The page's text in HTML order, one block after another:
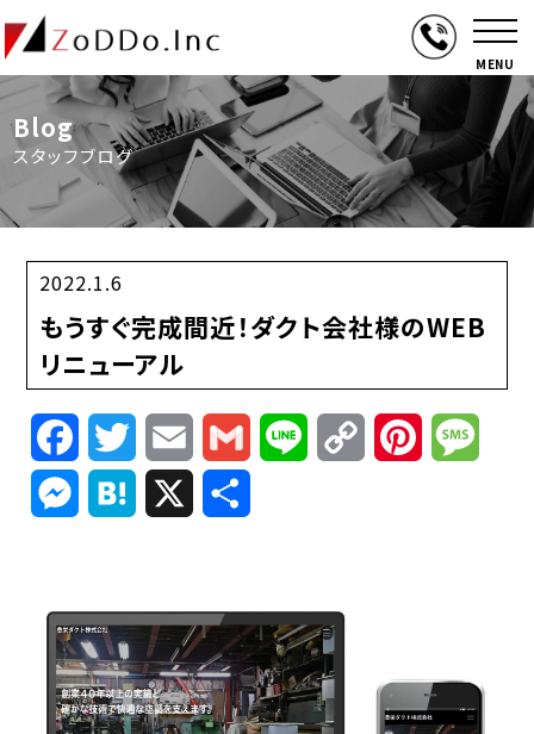
MENU
Blog
スタッフブログ
2022.1.6
もうすぐ完成間近！ダクト会社様のWEB
リニューアル
FacebookTwitterEmail Gmail Line
Copy
Link
Pinterest
Messenger
Hatena